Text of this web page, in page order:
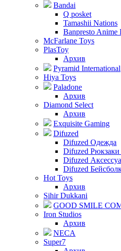
Bandai
Q posket
Tamashii Nations
Banpresto Anime
McFarlane Toys
PlasToy
Архив
Pyramid International
Hiya Toys
Paladone
Архив
Diamond Select
Архив
Exquisite Gaming
Difuzed
Difuzed Одежда
Difuzed
Difuzed
Difuzed
Hot Toys
Архив
Sihir Dukkani
GOOD SMILE
Iron Studios
Архив
NECA
Super7